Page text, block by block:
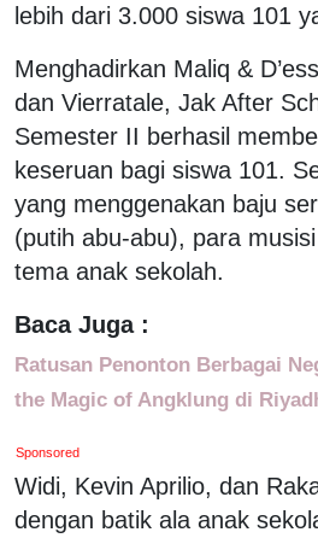
lebih dari 3.000 siswa 101
Menghadirkan Maliq &
dan Vierratale, Jak After
Semester II berhasil
keseruan bagi siswa 101.
yang menggenakan baju
(putih abu-abu), para
tema anak sekolah.
Baca Juga :
Ratusan Penonton Berbagai
the Magic of Angklung di
Sponsored
Widi, Kevin Aprilio, dan
dengan batik ala anak